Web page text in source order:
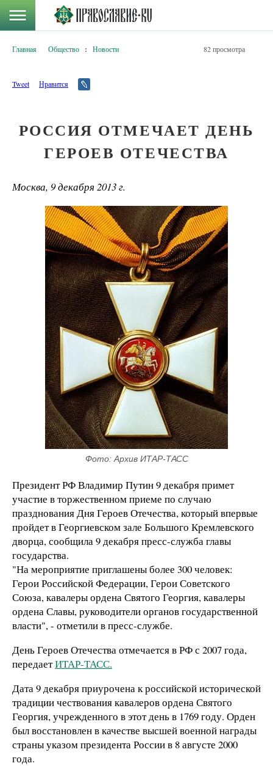
Главная Общество : Новости 82 просмотра
Tweet Нравится
РОССИЯ ОТМЕЧАЕТ ДЕНЬ
ГЕРОЕВ ОТЕЧЕСТВА
Москва, 9 декабря 2013 г.
Фото: Архив ИТАР-ТАСС
Президент РФ Владимир Путин 9 декабря примет
участие в торжественном приеме по случаю
празднования Дня Героев Отечества, который впервые
пройдет в Георгиевском зале Большого Кремлевского
дворца, сообщила 9 декабря пресс-служба главы
государства.
"На мероприятие приглашены более 300 человек:
Герои Российской Федерации, Герои Советского
Союза, кавалеры ордена Святого Георгия, кавалеры
ордена Славы, руководители органов государственной
власти", - отметили в пресс-службе.
День Героев Отечества отмечается в РФ с 2007 года,
передаетИТАР-ТАСС.
Дата 9 декабря приурочена к российской исторической
традиции чествования кавалеров ордена Святого
Георгия, учрежденного в этот день в 1769 году. Орден
был восстановлен в качестве высшей военной награды
страны указом президента России в 8 августе 2000
года.